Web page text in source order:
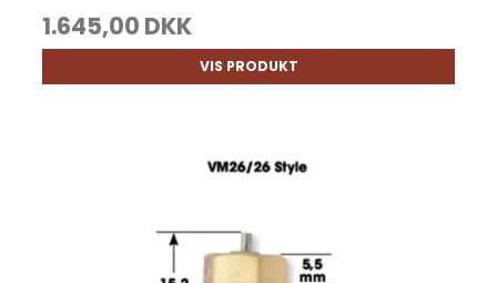
1.645,00 DKK
VIS PRODUKT